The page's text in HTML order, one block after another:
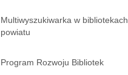
Multiwyszukiwarka w bibliotekach
powiatu
Program Rozwoju Bibliotek